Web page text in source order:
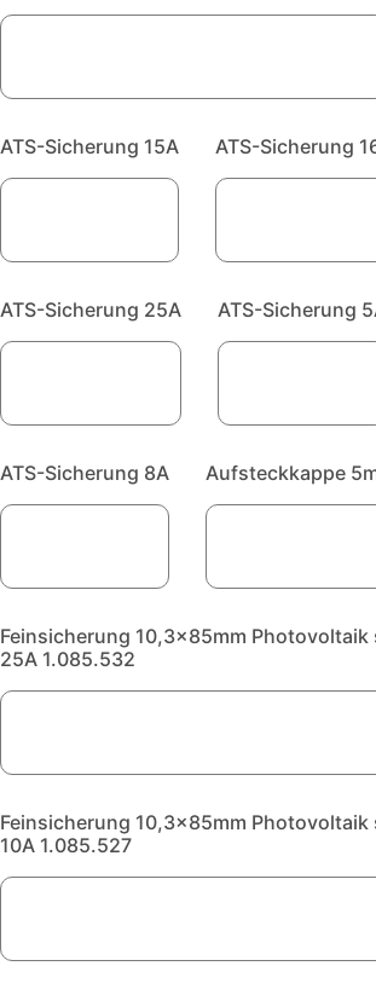
ATS-Sicherung 15A ATS-Sicherung
ATS-Sicherung 25A ATS-Sicherung
ATS-Sicherung 8A Aufsteckkappe
Feinsicherung 10,3x85mm
25A 1.085.532
Feinsicherung 10,3x85mm
10A 1.085.527